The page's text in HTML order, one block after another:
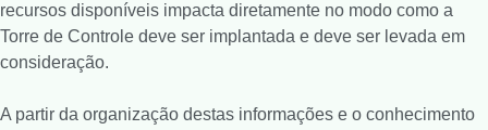
recursos disponíveis impacta diretamente no modo como a
Torre de Controle deve ser implantada e deve ser levada em
consideração.
A partir da organização destas informações e o conhecimento